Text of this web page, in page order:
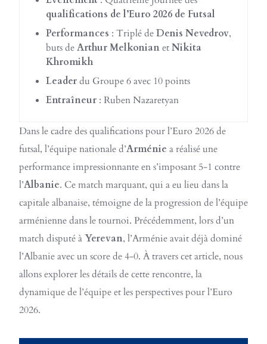
qualifications de l’Euro 2026 de Futsal
Performances : Triplé deDenis Nevedrov,
buts deArthur MelkonianetNikita
Khromikh
Leaderdu Groupe 6 avec 10 points
Entraîneur : Ruben Nazaretyan
Dans le cadre des qualifications pour l’Euro 2026 de
futsal, l’équipe nationale d’Arménie a réalisé une
performance impressionnante en s’imposant 5-1 contre
l’Albanie. Ce match marquant, qui a eu lieu dans la
capitale albanaise, témoigne de la progression de l’équipe
arménienne dans le tournoi. Précédemment, lors d’un
match disputé àYerevan, l’Arménie avait déjà dominé
l’Albanie avec un score de 4-0. À travers cet article, nous
allons explorer les détails de cette rencontre, la
dynamique de l’équipe et les perspectives pour l’Euro
2026.